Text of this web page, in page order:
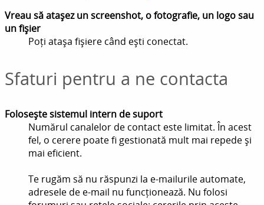
Vreau să atașez un screenshot, o fotografie, un logo sau
un fișier
Poți atașa fișiere când ești conectat.
Sfaturi pentru a ne contacta
Folosește sistemul intern de suport
Numărul canalelor de contact este limitat. În acest
fel, o cerere poate fi gestionată mult mai repede și
mai eficient.
Te rugăm să nu răspunzi la e-mailurile automate,
adresele de e-mail nu funcționează. Nu folosi